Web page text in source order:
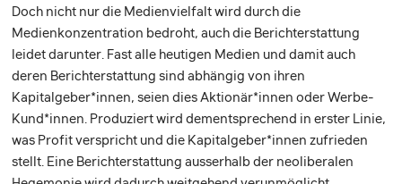
Doch nicht nur die Medienvielfalt wird durch die
Medienkonzentration bedroht, auch die Berichterstattung
leidet darunter. Fast alle heutigen Medien und damit auch
deren Berichterstattung sind abhängig von ihren
Kapitalgeber*innen, seien dies Aktionär*innen oder Werbe-
Kund*innen. Produziert wird dementsprechend in erster Linie,
was Profit verspricht und die Kapitalgeber*innen zufrieden
stellt. Eine Berichterstattung ausserhalb der neoliberalen